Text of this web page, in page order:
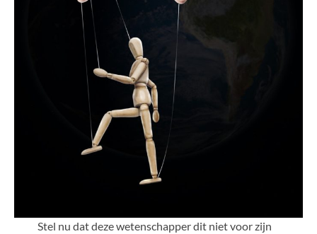
Stel nu dat deze wetenschapper dit niet voor zijn